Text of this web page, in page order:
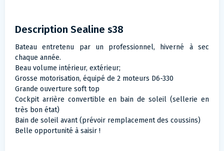
Description Sealine s38
Bateau entretenu par un professionnel, hiverné à sec
chaque année.
Beau volume intérieur, extérieur;
Grosse motorisation, équipé de 2 moteurs D6-330
Grande ouverture soft top
Cockpit arrière convertible en bain de soleil (sellerie en
très bon état)
Bain de soleil avant (prévoir remplacement des coussins)
Belle opportunité à saisir !